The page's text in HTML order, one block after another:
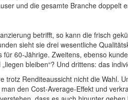
und die gesamte Branche
betrifft, so kann die frisch
sieht sie drei wesentliche
60-Jährige. Zweitens, ebenso
bleiben“? Und drittens: das
trotz Renditeaussicht nicht die Wahl.
den Cost-Average-Effekt und